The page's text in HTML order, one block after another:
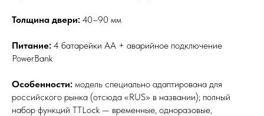
Толщина двери: 40–90 мм
Питание: 4 батарейки АА + аварийное подключение
PowerBank
Особенности: модель специально адаптирована для
российского рынка (отсюда «RUS» в названии); полный
набор функций TTLock — временные, одноразовые,